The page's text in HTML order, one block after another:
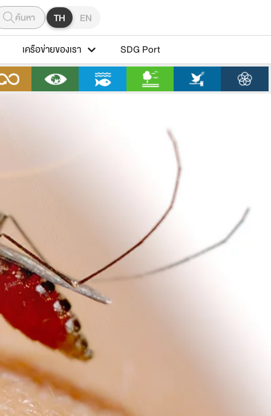
ค้นหา TH EN
เครือข่ายของเรา SDG Port